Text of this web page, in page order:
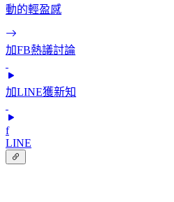
動的輕盈感
加FB熱議討論
加LINE獲新知
f
LINE